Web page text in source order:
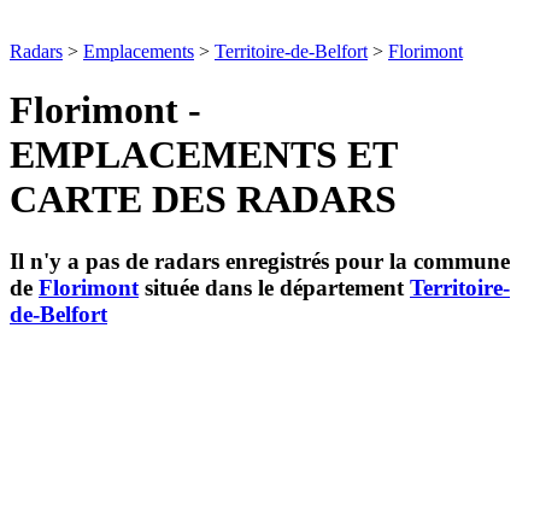
Radars > Emplacements > Territoire-de-Belfort > Florimont
Florimont -
EMPLACEMENTS ET
CARTE DES RADARS
Il n'y a pas de radars enregistrés pour la commune
de Florimont située dans le département Territoire-
de-Belfort